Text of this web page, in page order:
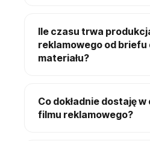
Ile czasu trwa
reklamowego od
materiału?
Co dokładnie dostaję
filmu reklamowego?